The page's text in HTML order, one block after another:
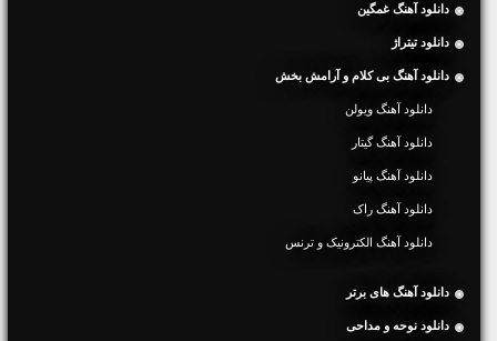
دانلود آهنگ غمگین
دانلود تیتراژ
دانلود آهنگ بی کلام و آرامش بخش
دانلود آهنگ ویولن
دانلود آهنگ گیتار
دانلود آهنگ پیانو
دانلود آهنگ راک
دانلود آهنگ الکترونیک و ترنس
دانلود آهنگ های برتر
دانلود نوحه و مداحی